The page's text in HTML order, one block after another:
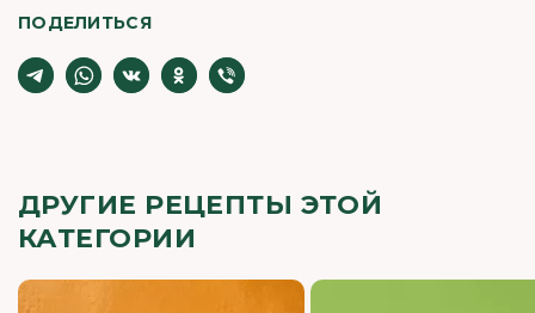
ПОДЕЛИТЬСЯ
ДРУГИЕ РЕЦЕПТЫ ЭТОЙ
КАТЕГОРИИ